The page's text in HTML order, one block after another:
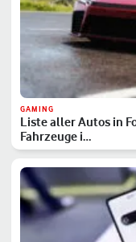
GAMING
Liste aller Autos in
Fahrzeuge i…